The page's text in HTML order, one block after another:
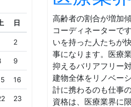
日
2
9
16
23
高齢者の割合が増加
コーディネーターで
いを持った人たちが
事になります。医療
抑えるバリアフリー
建物全体をリノベー
計に携わるのも仕事
資格は、医療業界に